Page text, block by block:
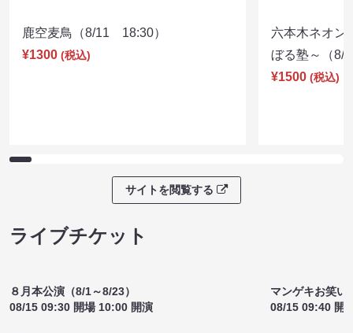
鹿空麦鳥（8/11 18:30）
¥1300 (税込)
六本木ネオン
ぼる塾～（
¥1500 (税込)
サイトを閲覧する
ライブチケット
８月本公演（8/1～8/23）
08/15 09:30 開場 10:00 開演
マンゲキお笑い
08/15 09:40 開